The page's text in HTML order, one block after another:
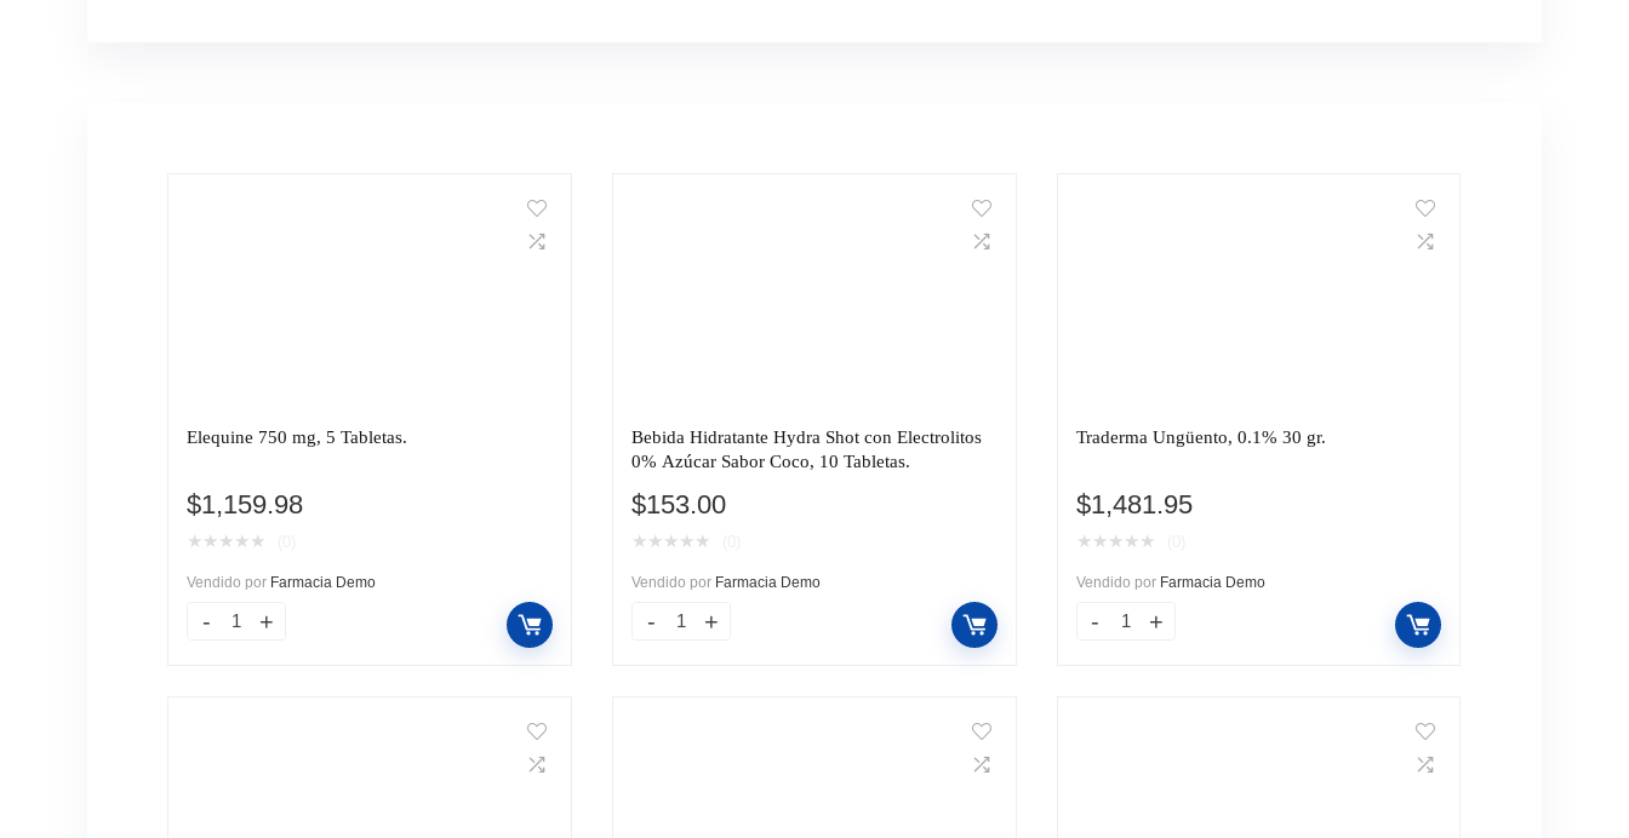
Elequine 750 mg, 5 Tabletas.
$1,159.98
★ ★ ★ ★ ★
Vendido por Farmacia Demo
Bebida Hidratante Hydra Shot con Electrolitos
0% Azúcar Sabor Coco, 10 Tabletas.
$153.00
★ ★ ★ ★ ★
Vendido por Farmacia Demo
Traderma Ungüento, 0.1% 30 gr.
$1,481.95
★ ★ ★ ★ ★
Vendido por Farmacia Demo